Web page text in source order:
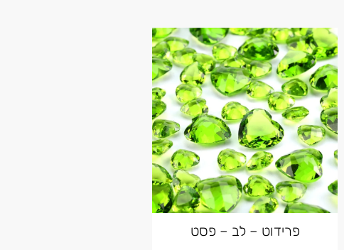
פרידוט – לב – פסט